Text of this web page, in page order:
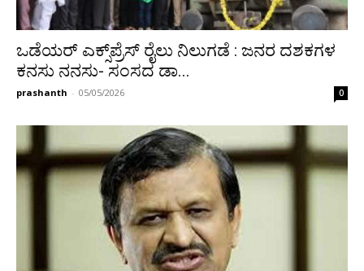
ಒಡೆಯರ್ ಎಕ್ಸ್‌ಪ್ರೆಸ್‌ ರೈಲು ನಿಲುಗಡೆ : ಜನರ ದಶಕಗಳ
ಕನಸು ನನಸು- ಸಂಸದ ಡಾ...
prashanth - 05/05/2026 0